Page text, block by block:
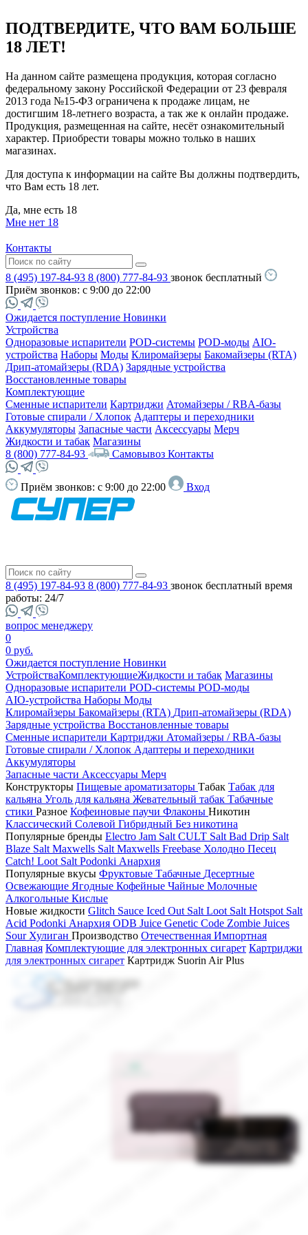
ПОДТВЕРДИТЕ, ЧТО ВАМ БОЛЬШЕ
18 ЛЕТ!
На данном сайте размещена продукция, которая согласно
федеральному закону Российской Федерации от 23 февраля
2013 года №15-ФЗ ограничена к продаже лицам, не
достигшим 18-летнего возраста, а так же к онлайн продаже.
Продукция, размещенная на сайте, несёт ознакомительный
характер. Приобрести товары можно только в наших
магазинах.
Для доступа к информации на сайте Вы должны подтвердить,
что Вам есть 18 лет.
Да, мне есть 18
Мне нет 18
Контакты
8 (495) 197-84-93 8 (800) 777-84-93 звонок бесплатный
Приём звонков: с 9:00 до 22:00
Ожидается поступление Новинки
Устройства
Одноразовые испарители POD-системы POD-моды AIO-
устройства Наборы Моды Клиромайзеры Бакомайзеры (RTA)
Дрип-атомайзеры (RDA) Зарядные устройства
Восстановленные товары
Комплектующие
Сменные испарители Картриджи Атомайзеры / RBA-базы
Готовые спирали / Хлопок Адаптеры и переходники
Аккумуляторы Запасные части Аксессуары Мерч
Жидкости и табак Магазины
8 (800) 777-84-93
Самовывоз Контакты
Приём звонков: с 9:00 до 22:00 Вход
8 (495) 197-84-93 8 (800) 777-84-93 звонок бесплатный время
работы: 24/7
вопрос менеджеру
0
0 руб.
Ожидается поступление Новинки
УстройстваКомплектующиеЖидкости и табак Магазины
Одноразовые испарители POD-системы POD-моды
AIO-устройства Наборы Моды
Клиромайзеры Бакомайзеры (RTA) Дрип-атомайзеры (RDA)
Зарядные устройства Восстановленные товары
Сменные испарители Картриджи Атомайзеры / RBA-базы
Готовые спирали / Хлопок Адаптеры и переходники
Аккумуляторы
Запасные части Аксессуары Мерч
Конструкторы Пищевые ароматизаторы Табак Табак для
кальяна Уголь для кальяна Жевательный табак Табачные
стики Разное Кофеиновые паучи Флаконы Никотин
Классический Солевой Гибридный Без никотина
Популярные бренды Electro Jam Salt CULT Salt Bad Drip Salt
Blaze Salt Maxwells Salt Maxwells Freebase Холодно Песец
Catch! Loot Salt Podonki Анархия
Популярные вкусы Фруктовые Табачные Десертные
Освежающие Ягодные Кофейные Чайные Молочные
Алкогольные Кислые
Новые жидкости Glitch Sauce Iced Out Salt Loot Salt Hotspot Salt
Acid Podonki Анархия ODB Juice Genetic Code Zombie Juices
Sour Хулиган Производство Отечественная Импортная
Главная Комплектующие для электронных сигарет Картриджи
для электронных сигарет Картридж Suorin Air Plus